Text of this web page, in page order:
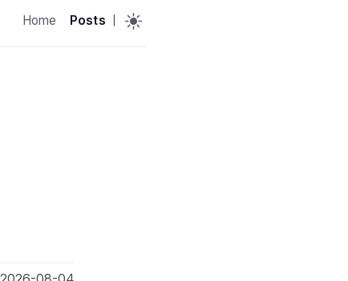
Home Posts